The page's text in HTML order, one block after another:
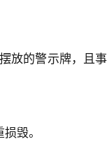
放的警示牌，且事
毁。